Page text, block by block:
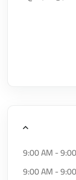
9:00 AM -
9:00 AM -